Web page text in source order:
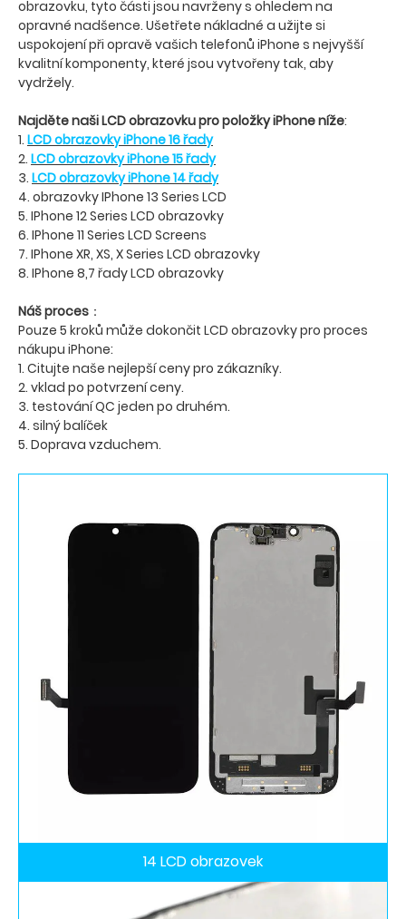
obrazovku, tyto části jsou navrženy s ohledem na
opravné nadšence. Ušetřete nákladné a užijte si
uspokojení při opravě vašich telefonů iPhone s nejvyšší
kvalitní komponenty, které jsou vytvořeny tak, aby
vydržely.
Najděte naši LCD obrazovku pro položky iPhone níže:
1. LCD obrazovky iPhone 16 řady
2. LCD obrazovky iPhone 15 řady
3. LCD obrazovky iPhone 14 řady
4. obrazovky IPhone 13 Series LCD
5. IPhone 12 Series LCD obrazovky
6. IPhone 11 Series LCD Screens
7. IPhone XR, XS, X Series LCD obrazovky
8. IPhone 8,7 řady LCD obrazovky
Náš proces ：
Pouze 5 kroků může dokončit LCD obrazovky pro proces
nákupu iPhone:
1. Citujte naše nejlepší ceny pro zákazníky.
2. vklad po potvrzení ceny.
3. testování QC jeden po druhém.
4. silný balíček
5. Doprava vzduchem.
14 LCD obrazovek